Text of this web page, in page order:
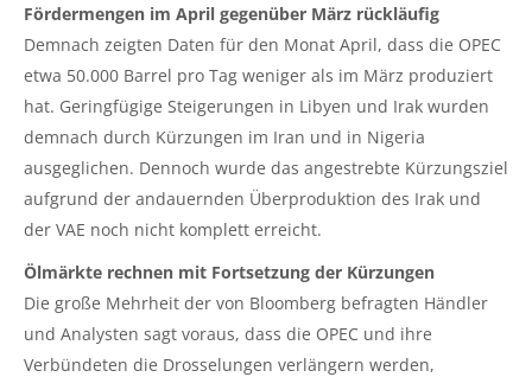
Fördermengen im April gegenüber März rückläufig
Demnach zeigten Daten für den Monat April, dass die OPEC
etwa 50.000 Barrel pro Tag weniger als im März produziert
hat. Geringfügige Steigerungen in Libyen und Irak wurden
demnach durch Kürzungen im Iran und in Nigeria
ausgeglichen. Dennoch wurde das angestrebte Kürzungsziel
aufgrund der andauernden Überproduktion des Irak und
der VAE noch nicht komplett erreicht.
Ölmärkte rechnen mit Fortsetzung der Kürzungen
Die große Mehrheit der von Bloomberg befragten Händler
und Analysten sagt voraus, dass die OPEC und ihre
Verbündeten die Drosselungen verlängern werden,